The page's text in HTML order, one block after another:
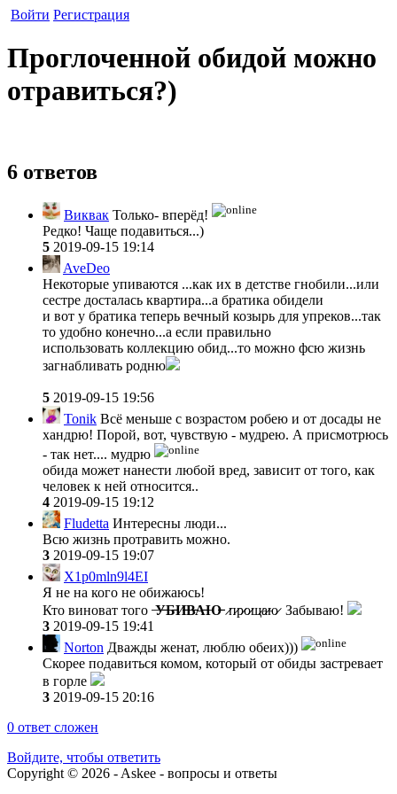
Войти Регистрация
Проглоченной обидой можно
отравиться?)
6 ответов
Виквак Только- вперёд!
Редко! Чаще подавиться...)
5 2019-09-15 19:14
AveDeo
Некоторые упиваются ...как их в детстве гнобили...или
сестре досталась квартира...а братика обидели
и вот у братика теперь вечный козырь для упреков...так
то удобно конечно...а если правильно
использовать коллекцию обид...то можно фсю жизнь
загнабливать родню
5 2019-09-15 19:56
Tonik Всё меньше с возрастом робею и от досады не
хандрю! Порой, вот, чувствую - мудрею. А присмотрюсь
- так нет.... мудрю
обида может нанести любой вред, зависит от того, как
человек к ней относится..
4 2019-09-15 19:12
Fludetta Интересны люди...
Всю жизнь протравить можно.
3 2019-09-15 19:07
X1p0mln9l4EI
Я не на кого не обижаюсь!
Кто виноват того ̶У̶Б̶И̶В̶А̶Ю̶̷п̷р̷о̷щ̷а̷ю̷ Забываю!
3 2019-09-15 19:41
Norton Дважды женат, люблю обеих)))
Скорее подавиться комом, который от обиды застревает
в горле
3 2019-09-15 20:16
0 ответ сложен
Войдите, чтобы ответить
Copyright © 2026 - Askee - вопросы и ответы